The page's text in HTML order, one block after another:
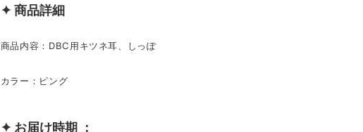
✦ 商品詳細
商品内容：DBC用キツネ耳、しっぽ
カラー：ピング
✦ お届け時期 ：